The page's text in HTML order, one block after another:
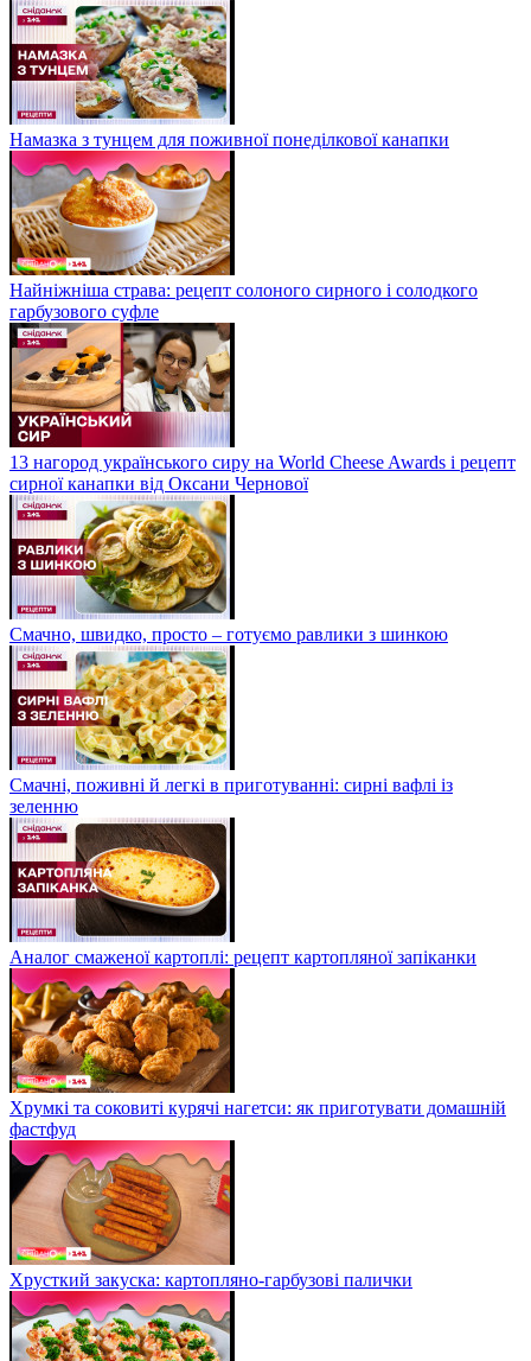
Намазка з тунцем для поживної понеділкової канапки
Найніжніша страва: рецепт солоного сирного і солодкого
гарбузового суфле
13 нагород українського сиру на World Cheese Awards і рецепт
сирної канапки від Оксани Чернової
Смачно, швидко, просто – готуємо равлики з шинкою
Смачні, поживні й легкі в приготуванні: сирні вафлі із
зеленню
Аналог смаженої картоплі: рецепт картопляної запіканки
Хрумкі та соковиті курячі нагетси: як приготувати домашній
фастфуд
Хрусткий закуска: картопляно-гарбузові палички